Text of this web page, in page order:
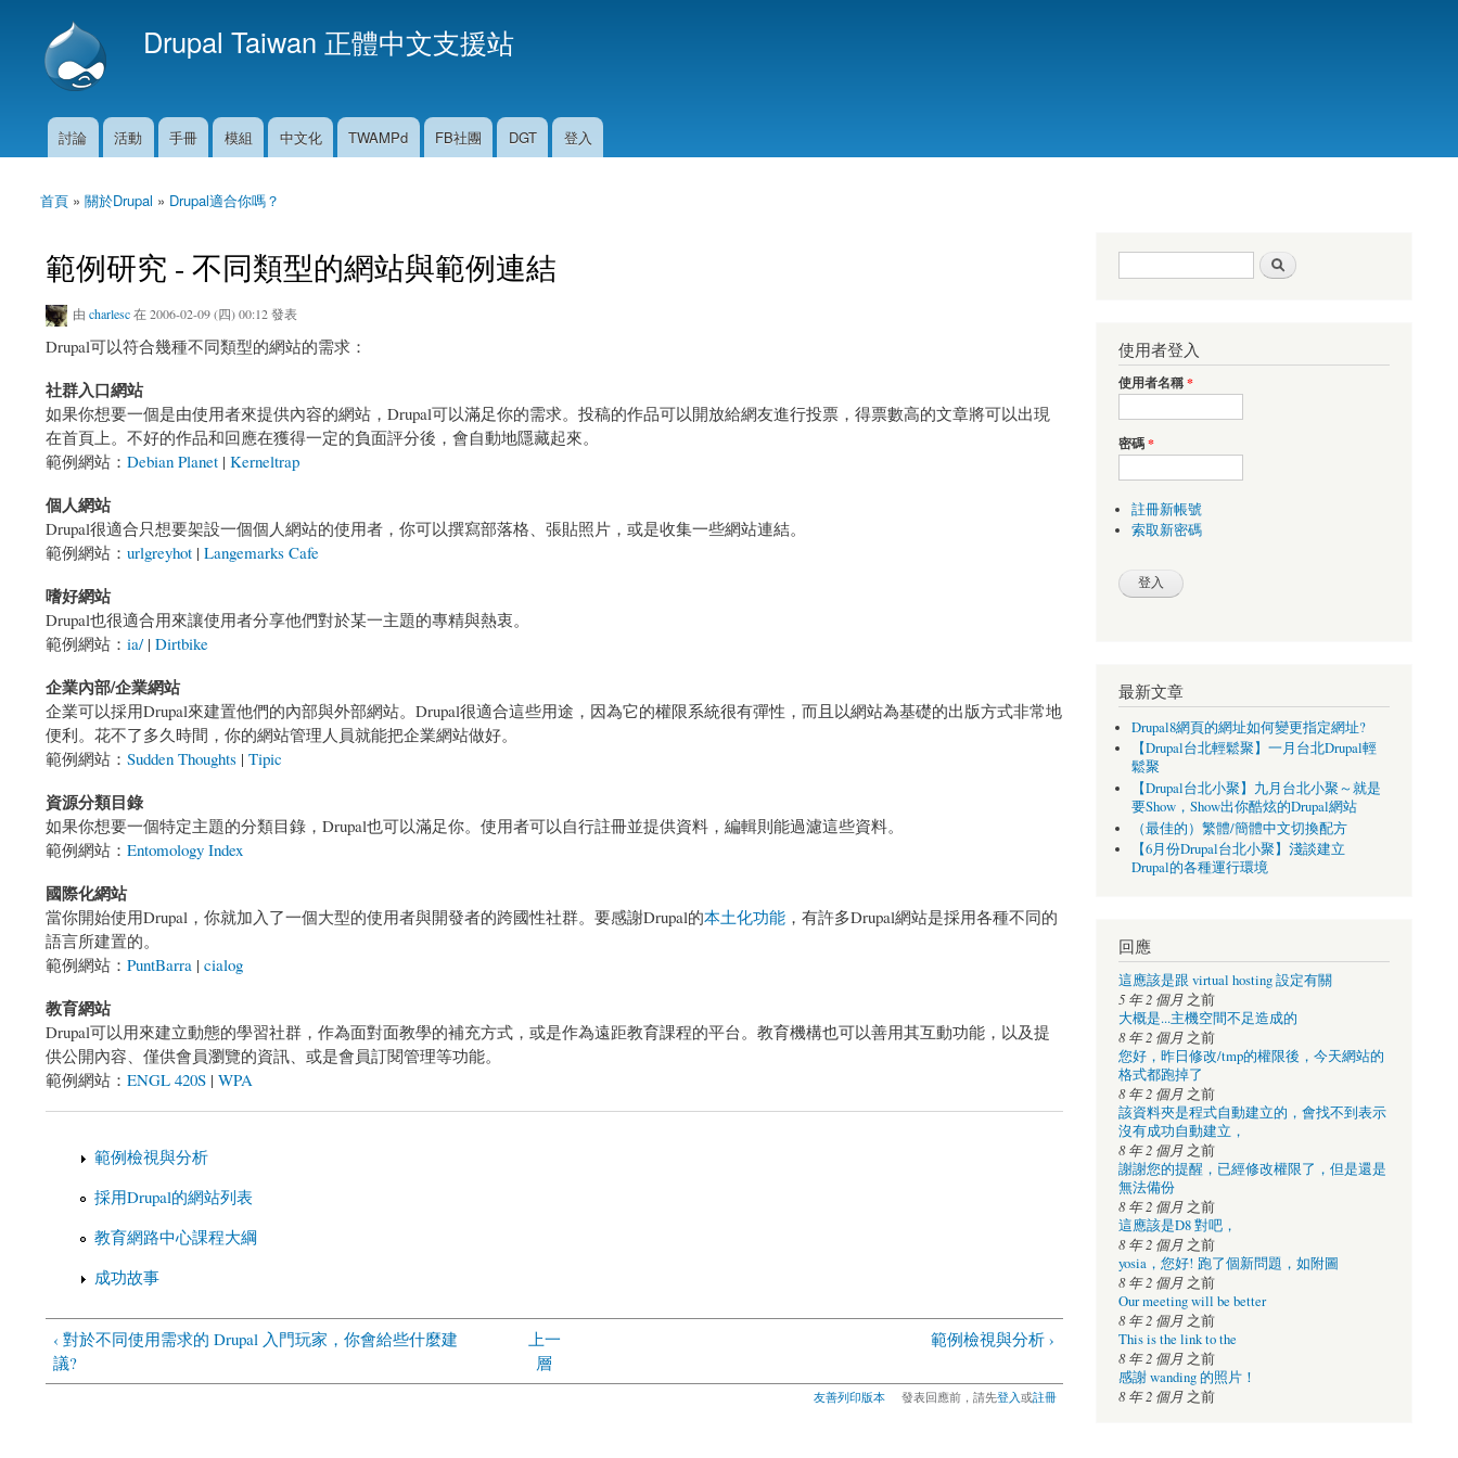
Drupal Taiwan 正體中文支援站
主選單
討論 活動 手冊 模組 中文化 TWAMPd FB社團 DGT 登入
您在這裡
首頁 » 關於Drupal » Drupal適合你嗎？
範例研究 - 不同類型的網站與範例連結
由 charlesc在 2006-02-09 (四) 00:12 發表
Drupal可以符合幾種不同類型的網站的需求：
社群入口網站
如果你想要一個是由使用者來提供內容的網站，Drupal可以滿足你的需求。投稿的作品可以開放給網友進行投票，得票數高的文章將可以出現
在首頁上。不好的作品和回應在獲得一定的負面評分後，會自動地隱藏起來。
範例網站： Debian Planet | Kerneltrap
個人網站
Drupal很適合只想要架設一個個人網站的使用者，你可以撰寫部落格、張貼照片，或是收集一些網站連結。
範例網站： urlgreyhot | Langemarks Cafe
嗜好網站
Drupal也很適合用來讓使用者分享他們對於某一主題的專精與熱衷。
範例網站： ia/| Dirtbike
企業內部/企業網站
企業可以採用Drupal來建置他們的內部與外部網站。Drupal很適合這些用途，因為它的權限系統很有彈性，而且以網站為基礎的出版方式非常地
便利。花不了多久時間，你的網站管理人員就能把企業網站做好。
範例網站： Sudden Thoughts | Tipic
資源分類目錄
如果你想要一個特定主題的分類目錄，Drupal也可以滿足你。使用者可以自行註冊並提供資料，編輯則能過濾這些資料。
範例網站： Entomology Index
國際化網站
當你開始使用Drupal，你就加入了一個大型的使用者與開發者的跨國性社群。要感謝Drupal的本土化功能 ，有許多Drupal網站是採用各種不同的
語言所建置的。
範例網站： PuntBarra | cialog
教育網站
Drupal可以用來建立動態的學習社群，作為面對面教學的補充方式，或是作為遠距教育課程的平台。教育機構也可以善用其互動功能，以及提
供公開內容、僅供會員瀏覽的資訊、或是會員訂閱管理等功能。
範例網站： ENGL 420S | WPA
範例檢視與分析
採用Drupal的網站列表
教育網路中心課程大綱
成功故事
‹ 對於不同使用需求的 Drupal 入門玩家，你會給些什麼建
議?
上一
層
範例檢視與分析 ›
友善列印版本 發表回應前，請先登入或註冊
搜尋表單
使用者登入
使用者名稱*
密碼*
註冊新帳號
索取新密碼
最新文章
Drupal8網頁的網址如何變更指定網址?
【Drupal台北輕鬆聚】一月台北Drupal輕
鬆聚
【Drupal台北小聚】九月台北小聚～就是
要Show，Show出你酷炫的Drupal網站
（最佳的）繁體/簡體中文切換配方
【6月份Drupal台北小聚】淺談建立
Drupal的各種運行環境
回應
這應該是跟 virtual hosting 設定有關
5 年 2 個月之前
大概是...主機空間不足造成的
8 年 2 個月之前
您好，昨日修改/tmp的權限後，今天網站的
格式都跑掉了
8 年 2 個月之前
該資料夾是程式自動建立的，會找不到表示
沒有成功自動建立，
8 年 2 個月之前
謝謝您的提醒，已經修改權限了，但是還是
無法備份
8 年 2 個月之前
這應該是D8 對吧，
8 年 2 個月之前
yosia，您好! 跑了個新問題，如附圖
8 年 2 個月之前
Our meeting will be better
8 年 2 個月之前
This is the link to the
8 年 2 個月之前
感謝 wanding 的照片！
8 年 2 個月之前